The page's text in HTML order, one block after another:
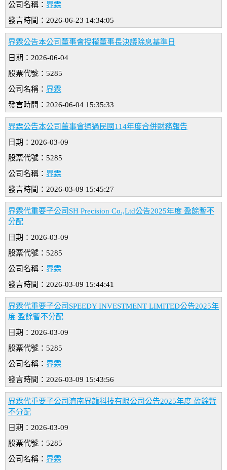
公司名稱： 界霖
發言時間：2026-06-23 14:34:05
界霖公告本公司董事會授權董事長決議除息基準日
日期：2026-06-04
股票代號：5285
公司名稱： 界霖
發言時間：2026-06-04 15:35:33
界霖公告本公司董事會通過民國114年度合併財務報告
日期：2026-03-09
股票代號：5285
公司名稱： 界霖
發言時間：2026-03-09 15:45:27
界霖代重要子公司SH Precision Co.,Ltd公告2025年度 盈餘暫不
分配
日期：2026-03-09
股票代號：5285
公司名稱： 界霖
發言時間：2026-03-09 15:44:41
界霖代重要子公司SPEEDY INVESTMENT LIMITED公告2025年
度 盈餘暫不分配
日期：2026-03-09
股票代號：5285
公司名稱： 界霖
發言時間：2026-03-09 15:43:56
界霖代重要子公司濟南界龍科技有限公司公告2025年度 盈餘暫
不分配
日期：2026-03-09
股票代號：5285
公司名稱： 界霖